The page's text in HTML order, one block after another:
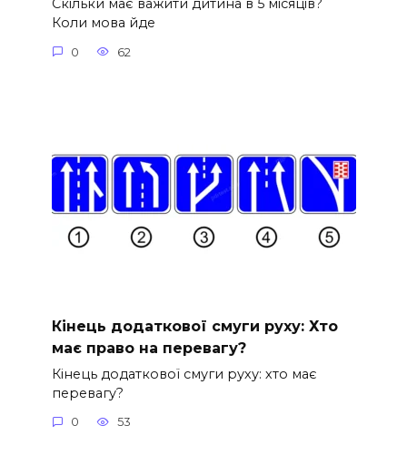
Скільки має важити дитина в 5 місяців?
Коли мова йде
0 62
Кінець додаткової смуги руху: Хто
має право на перевагу?
Кінець додаткової смуги руху: хто має
перевагу?
0 53